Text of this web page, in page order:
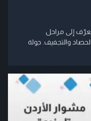
إلى مراحل
والتجفيف. جولة